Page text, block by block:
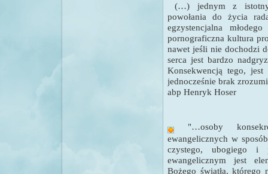
(…) jednym z
powołania do życia
egzystencjalna
pornograficzna kultura
nawet jeśli nie dochodzi
serca jest bardzo
Konsekwencją tego,
jednocześnie brak
abp Henryk Hoser
"…osoby
ewangelicznych w
czystego, ubogiego i
ewangelicznym jest
Bożego światła, którego